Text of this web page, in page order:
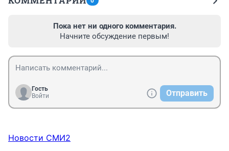
Пока нет ни одного комментария.
Начните обсуждение первым!
Гость
Войти
Отправить
Новости СМИ2